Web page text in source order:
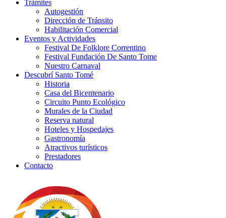
Trámites
Autogestión
Dirección de Tránsito
Habilitación Comercial
Eventos y Actividades
Festival De Folklore Correntino
Festival Fundación De Santo Tome
Nuestro Carnaval
Descubrí Santo Tomé
Historia
Casa del Bicentenario
Circuito Punto Ecológico
Murales de la Ciudad
Reserva natural
Hoteles y Hospedajes
Gastronomía
Atractivos turísticos
Prestadores
Contacto